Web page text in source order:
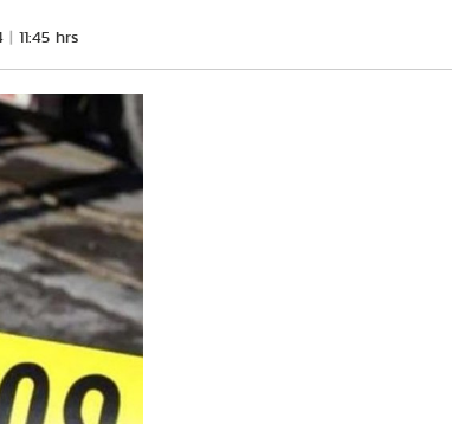
11:45 hrs